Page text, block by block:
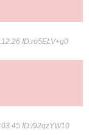
ID:ro5ELV+g0
ID:/92qzYW10